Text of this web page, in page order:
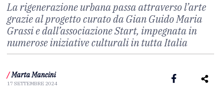
La rigenerazione urbana passa attraverso l’arte
grazie al progetto curato da Gian Guido Maria
Grassi e dall’associazione Start, impegnata in
numerose iniziative culturali in tutta Italia
/ Marta Mancini
17 SETTEMBRE 2024